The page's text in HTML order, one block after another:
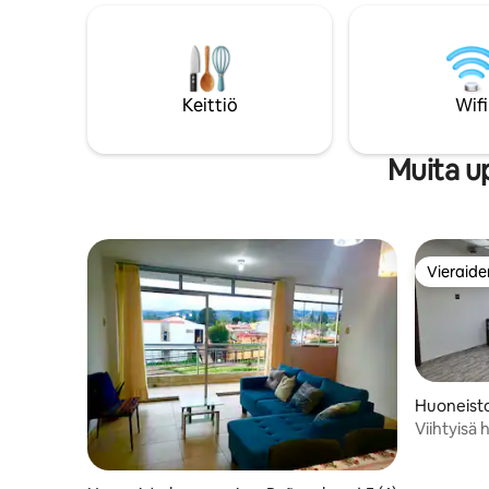
Keittiö Wifi
Muita
Inca
Viihtyisä